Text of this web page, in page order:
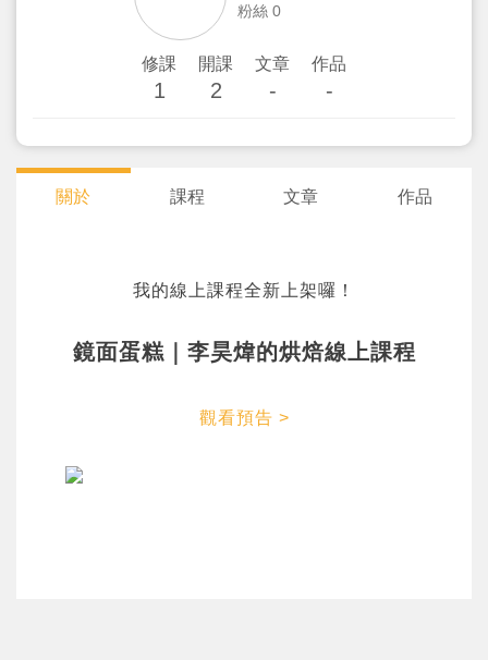
您將收到一封Email，請依照信件中的指示重新登
重設密碼
系統偵測到您的帳號重複登入，
取消
粉絲 0
修課
1
開課
2
文章
-
作品
-
關於 課程 文章 作品
我的線上課程全新上架囉！
鏡面蛋糕｜李昊煒的烘焙線上課程
觀看預告 >